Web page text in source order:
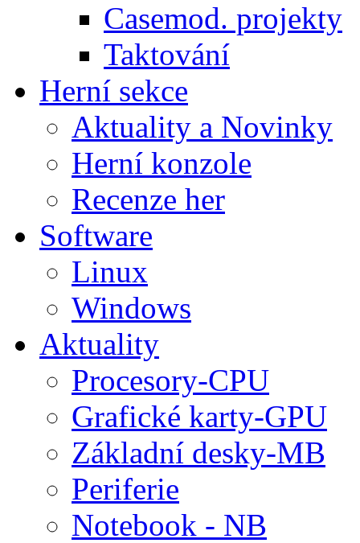
Casemod. projekty
Taktování
Herní sekce
Aktuality a Novinky
Herní konzole
Recenze her
Software
Linux
Windows
Aktuality
Procesory-CPU
Grafické karty-GPU
Základní desky-MB
Periferie
Notebook - NB